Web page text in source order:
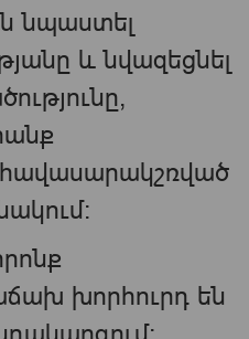
նպաստել
և նվազեցնել
խորհուրդ են